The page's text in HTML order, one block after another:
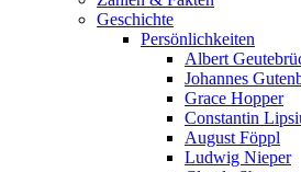
Geschichte
Persönlichkeiten
Albert
Johannes
Grace Hopper
Constantin
August Föppl
Ludwig Nieper